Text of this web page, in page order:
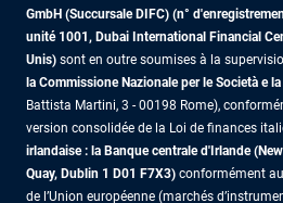
GmbH (Succursale DIFC) (n°
unité 1001, Dubai International Financial
Unis) sont en outre soumises à la
la Commissione Nazionale per le Società e
Battista Martini, 3 - 00198 Rome),
version consolidée de la Loi de finances
irlandaise : la Banque centrale d'Irlande
Quay, Dublin 1 D01 F7X3) conformément
de l’Union européenne (marchés